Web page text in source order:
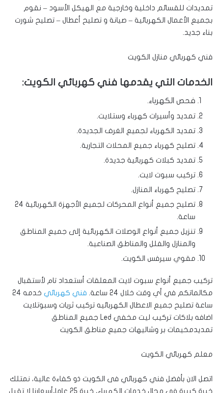
تمديدات للقسائم داخلية وخارجية مع الهيكل الأسود – نقوم
بجميع الأعمال الكهربائية – صيانة و تصليح أعطال – تصليح شورت
بناء جديد.
فني كهربائي منازل الكويت
الخدمات التي يقدمها فني كهربائي الكويت:
فحص الكهرباء.
تمديد وأسيرات كهرباء وستلايت.
تمديد الكهرباء لجميع الغرف الجديدة.
تصليح كهرباء جميع المحلات التجارية.
تمديد كبلات كهربائية جديدة.
تركيب سبوت لايت.
تصليح كهرباء المنازل.
تصليح جميع أنواع المحركات لجميع الأجهزة الكهربائية 24
ساعة.
تنزيل جميع أنواع الوصلات الكهربائية إلى جميع المناطق
والمنازل والفلل والمناطق الصناعية.
مقوي سيرفس الكويت.
تركيب جميع أنواع سبوت لايت المعلقات أستعداد تام لأستقبال
مكالماتكم في أي وقت خلال 24 ساعة.
فني كهربائي
خدمه 24
ساعة تصليح جميع الاعطال الكهربائيه تركيب ثريات وسبوتلايت
اضافه بلاكات تركيب ليت مخفي Led جميع المناطق
تمديدمخيمات بر وشاليهات جميع مناطق الكويت
معلم كهربائي الكويت
اتصل الان بأفضل فني كهربائي فى الكويت ذو كفاءة عالية، نمتلك
خبرة كبيرة في مجال خدمات الكهرباء، خبرة 25 عاما،أسعارنا لا تقبل